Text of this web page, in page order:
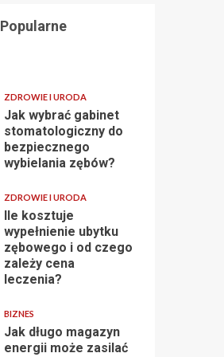
Popularne
ZDROWIE I URODA
Jak wybrać gabinet
stomatologiczny do
bezpiecznego
wybielania zębów?
ZDROWIE I URODA
Ile kosztuje
wypełnienie ubytku
zębowego i od czego
zależy cena
leczenia?
BIZNES
Jak długo magazyn
energii może zasilać